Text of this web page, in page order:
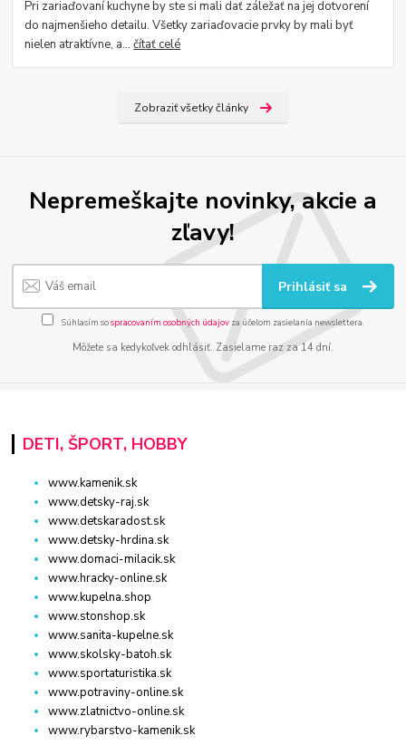
Pri zariaďovaní kuchyne by ste si mali dať záležať na jej dotvorení
do najmenšieho detailu. Všetky zariaďovacie prvky by mali byť
nielen atraktívne, a...čítať celé
Zobraziť všetky články
Nepremeškajte novinky, akcie a
zľavy!
Prihlásiť sa
Súhlasím sospracovaním osobných údajov za účelom zasielania newslettera.
Môžete sa kedykoľvek odhlásiť. Zasielame raz za 14 dní.
DETI, ŠPORT, HOBBY
www.kamenik.sk
www.detsky-raj.sk
www.detskaradost.sk
www.detsky-hrdina.sk
www.domaci-milacik.sk
www.hracky-online.sk
www.kupelna.shop
www.stonshop.sk
www.sanita-kupelne.sk
www.skolsky-batoh.sk
www.sportaturistika.sk
www.potraviny-online.sk
www.zlatnictvo-online.sk
www.rybarstvo-kamenik.sk